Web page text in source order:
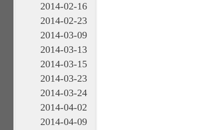
2014-02-16
2014-02-23
2014-03-09
2014-03-13
2014-03-15
2014-03-23
2014-03-24
2014-04-02
2014-04-09